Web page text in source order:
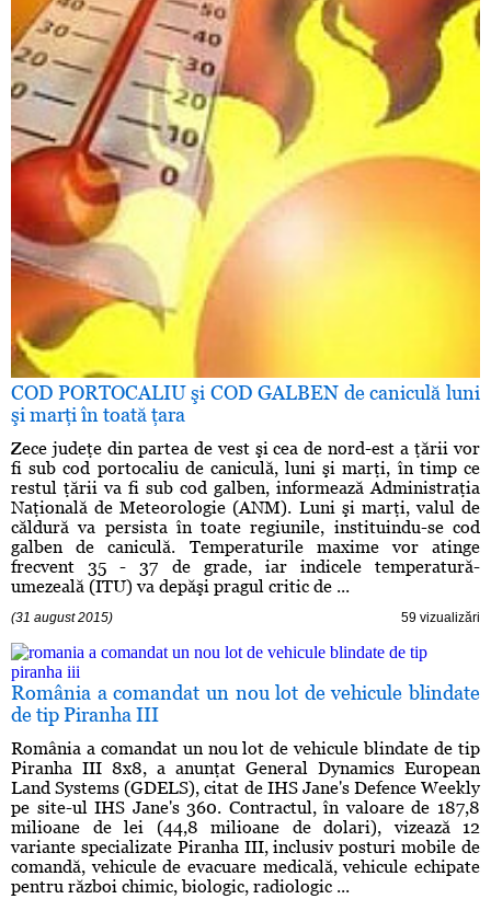
COD PORTOCALIU şi COD GALBEN de caniculă luni
şi marţi în toată ţara
Zece judeţe din partea de vest şi cea de nord-est a ţării vor
fi sub cod portocaliu de caniculă, luni şi marţi, în timp ce
restul ţării va fi sub cod galben, informează Administraţia
Naţională de Meteorologie (ANM). Luni şi marţi, valul de
căldură va persista în toate regiunile, instituindu-se cod
galben de caniculă. Temperaturile maxime vor atinge
frecvent 35 - 37 de grade, iar indicele temperatură-
umezeală (ITU) va depăşi pragul critic de ...
(31 august 2015) 59 vizualizări
România a comandat un nou lot de vehicule blindate
de tip Piranha III
România a comandat un nou lot de vehicule blindate de tip
Piranha III 8x8, a anunţat General Dynamics European
Land Systems (GDELS), citat de IHS Jane's Defence Weekly
pe site-ul IHS Jane's 360. Contractul, în valoare de 187,8
milioane de lei (44,8 milioane de dolari), vizează 12
variante specializate Piranha III, inclusiv posturi mobile de
comandă, vehicule de evacuare medicală, vehicule echipate
pentru război chimic, biologic, radiologic ...